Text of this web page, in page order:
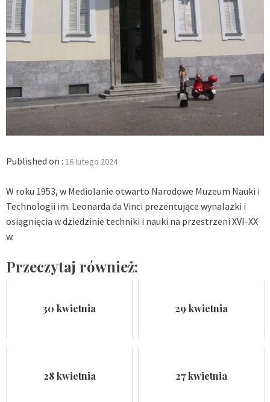
Published on : 16 lutego 2024
W roku 1953, w Mediolanie otwarto Narodowe Muzeum Nauki i
Technologii im. Leonarda da Vinci prezentujące wynalazki i
osiągnięcia w dziedzinie techniki i nauki na przestrzeni XVI-XX
w.
Przeczytaj również:
30 kwietnia 29 kwietnia
28 kwietnia 27 kwietnia